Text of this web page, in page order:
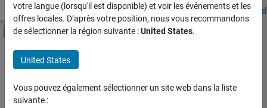
Accueil Explorer nos opportunités Adresses de nos bureaux
Activer/désactiver l'affichage du menu
Contenu principal
FILTRER PAR
Applications et outils commerciaux
Ingénierie de la qualité
Ingénierie des versions
votre langue (lorsqu'il est disponible) et voir les événements et les
offres locales. D’après votre position, nous vous recommandons
de sélectionner la région suivante :United States.
United States
Vous pouvez également sélectionner un site web dans la liste
suivante :